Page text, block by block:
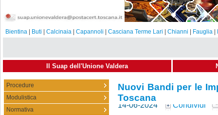
Bientina Buti Calcinaia Capannoli Casciana Terme Lari Chianni Fauglia
Il Suap dell'Unione Valdera
Procedure
Modulistica
Normativa
Nuovi Bandi per le
Toscana
14-06-2024 Condividi